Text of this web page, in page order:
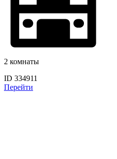
2 комнаты
ID 334911
Перейти